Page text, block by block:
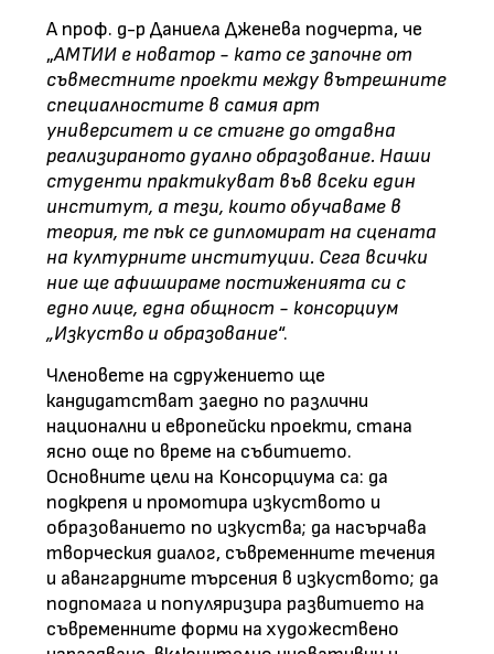
А проф. д-р Даниела Дженева подчерта, че
„АМТИИ е новатор - като се започне от
съвместните проекти между вътрешните
специалностите в самия арт
университет и се стигне до отдавна
реализираното дуално образование. Наши
студенти практикуват във всеки един
институт, а тези, които обучаваме в
теория, те пък се дипломират на сцената
на културните институции. Сега всички
ние ще афишираме постиженията си с
едно лице, една общност - консорциум
„Изкуство и образование“.
Членовете на сдружението ще
кандидатстват заедно по различни
национални и европейски проекти, стана
ясно още по време на събитието.
Основните цели на Консорциума са: да
подкрепя и промотира изкуството и
образованието по изкуства; да насърчава
творческия диалог, съвременните течения
и авангардните търсения в изкуството; да
подпомага и популяризира развитието на
съвременните форми на художествено